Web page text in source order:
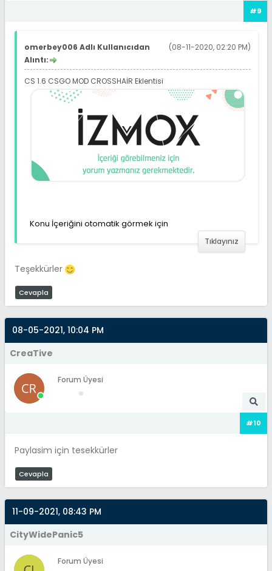
#9
(08-11-2020, 02:20 PM)
omerbey006 Adlı Kullanıcıdan
Alıntı:
CS 1.6 CSGO MOD CROSSHAİR Eklentisi
Konu İçeriğini otomatik görmek için
Tıklayınız
Teşekkürler
Cevapla
08-05-2021, 10:04 PM
CreaTive
Forum Üyesi
#10
Paylasim için tesekkürler
Cevapla
11-09-2021, 08:43 PM
CityWidePanic5
Forum Üyesi